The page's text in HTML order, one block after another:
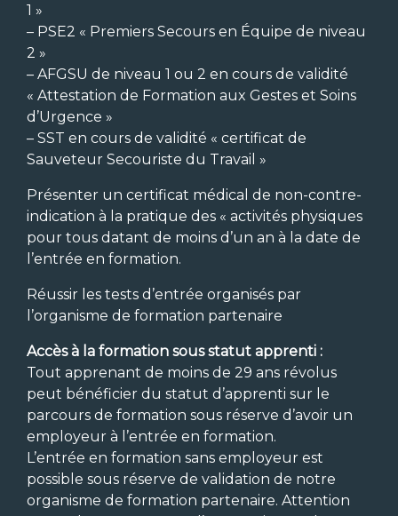
1 »
– PSE2 « Premiers Secours en Équipe de niveau
2 »
– AFGSU de niveau 1 ou 2 en cours de validité
« Attestation de Formation aux Gestes et Soins
d’Urgence »
– SST en cours de validité « certificat de
Sauveteur Secouriste du Travail »
Présenter un certificat médical de non-contre-
indication à la pratique des « activités physiques
pour tous datant de moins d’un an à la date de
l’entrée en formation.
Réussir les tests d’entrée organisés par
l’organisme de formation partenaire
Accès à la formation sous statut apprenti :
Tout apprenant de moins de 29 ans révolus
peut bénéficier du statut d’apprenti sur le
parcours de formation sous réserve d’avoir un
employeur à l’entrée en formation.
L’entrée en formation sans employeur est
possible sous réserve de validation de notre
organisme de formation partenaire. Attention